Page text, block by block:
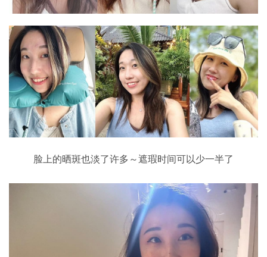
脸上的晒斑也淡了许多～遮瑕时间可以少一半了